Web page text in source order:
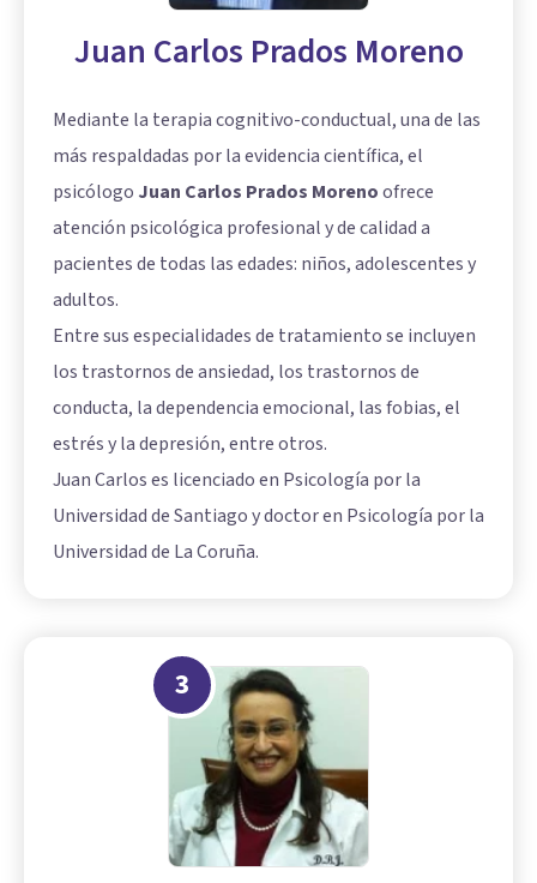
Juan Carlos Prados Moreno
Mediante la terapia cognitivo-conductual, una de las
más respaldadas por la evidencia científica, el
psicólogo Juan Carlos Prados Morenoofrece
atención psicológica profesional y de calidad a
pacientes de todas las edades: niños, adolescentes y
adultos.
Entre sus especialidades de tratamiento se incluyen
los trastornos de ansiedad, los trastornos de
conducta, la dependencia emocional, las fobias, el
estrés y la depresión, entre otros.
Juan Carlos es licenciado en Psicología por la
Universidad de Santiago y doctor en Psicología por la
Universidad de La Coruña.
3